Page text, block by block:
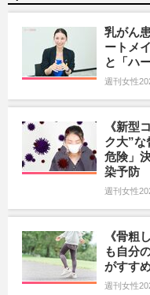
乳がん
ートメ
と「ハ
週刊女性
《新型
ク大”な
危険」
染予防
週刊女性
《骨粗
も自分
がすす
週刊女性